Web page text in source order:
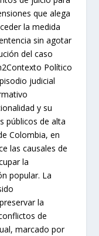
que alega
la medida
sin agotar
del caso
Político
judicial
y su
públicos de alta
Colombia, en
las causales de
la
popular. La
la
de
marcado por